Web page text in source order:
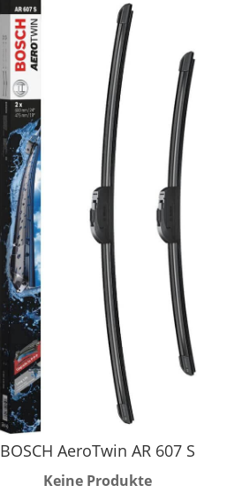
BOSCH AeroTwin AR 607 S
Keine Produkte